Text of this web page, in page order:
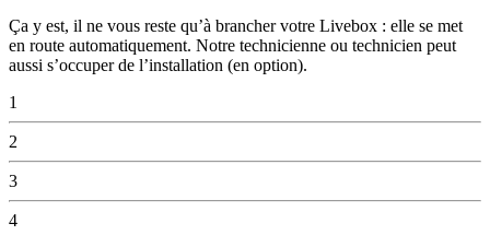
Ça y est, il ne vous reste qu’à brancher votre Livebox : elle se met
en route automatiquement. Notre technicienne ou technicien peut
aussi s’occuper de l’installation (en option).
1
2
3
4